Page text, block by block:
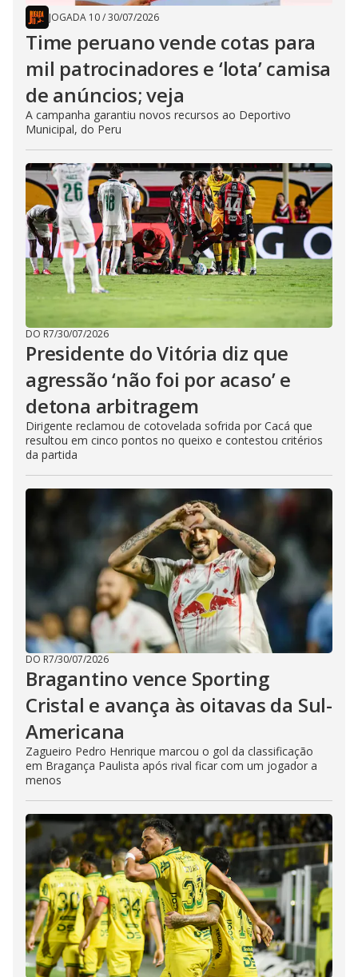
JOGADA 10/30/07/2026
Time peruano vende cotas para
mil patrocinadores e ‘lota’ camisa
de anúncios; veja
A campanha garantiu novos recursos ao Deportivo
Municipal, do Peru
DO R7/30/07/2026
Presidente do Vitória diz que
agressão ‘não foi por acaso’ e
detona arbitragem
Dirigente reclamou de cotovelada sofrida por Cacá que
resultou em cinco pontos no queixo e contestou critérios
da partida
DO R7/30/07/2026
Bragantino vence Sporting
Cristal e avança às oitavas da Sul-
Americana
Zagueiro Pedro Henrique marcou o gol da classificação
em Bragança Paulista após rival ficar com um jogador a
menos